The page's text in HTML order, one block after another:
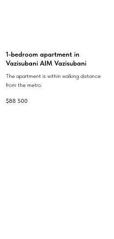
1-bedroom apartment in
Vazisubani AIM Vazisubani
The apartment is within walking distance
from the metro.
$88 500